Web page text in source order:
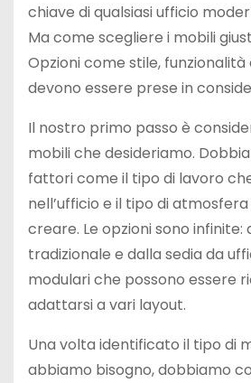
chiave di qualsiasi ufficio
Ma come scegliere i mobili
Opzioni come stile,
devono essere prese in
Il nostro primo passo è
mobili che desideriamo.
fattori come il tipo di lavoro
nell’ufficio e il tipo di
creare. Le opzioni sono infinite:
tradizionale e dalla sedia da
modulari che possono essere
adattarsi a vari layout.
Una volta identificato il tipo di
abbiamo bisogno, dobbiamo